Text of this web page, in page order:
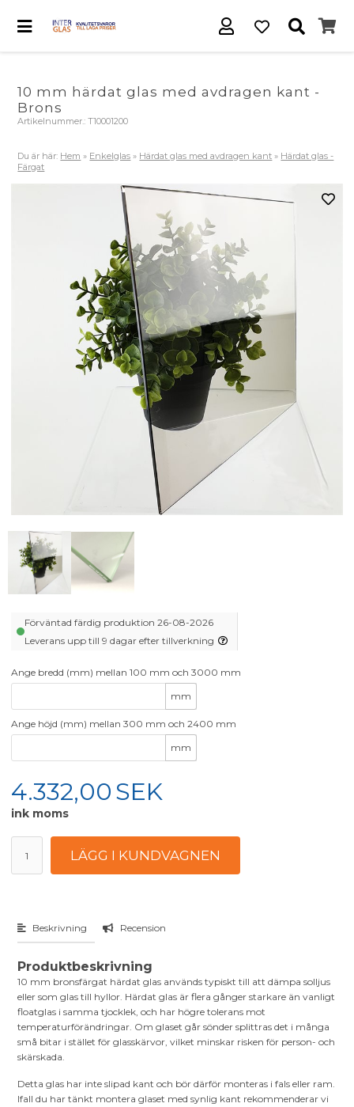
10 mm härdat glas med avdragen kant -
Brons
Artikelnummer.:T10001200
Du är här: Hem » Enkelglas » Härdat glas med avdragen kant » Härdat glas -
Färgat
Förväntad färdig produktion 26-08-2026
Leverans upp till 9 dagar efter tillverkning
Ange bredd (mm) mellan 100 mm och 3000 mm
mm
Ange höjd (mm) mellan 300 mm och 2400 mm
mm
4.332,00SEK
ink moms
Beskrivning Recension
Produktbeskrivning
10 mm bronsfärgat härdat glas används typiskt till att dämpa solljus
eller som glas till hyllor. Härdat glas är flera gånger starkare än vanligt
floatglas i samma tjocklek, och har högre tolerans mot
temperaturförändringar. Om glaset går sönder splittras det i många
små bitar i stället för glasskärvor, vilket minskar risken för person- och
skärskada.
Detta glas har inte slipad kant och bör därför monteras i fals eller ram.
Ifall du har tänkt montera glaset med synlig kant rekommenderar vi